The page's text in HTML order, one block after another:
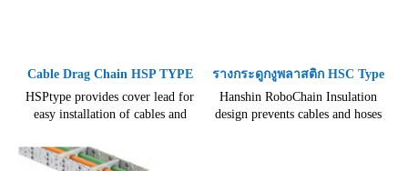
Cable Drag Chain HSP TYPE
HSPtype provides cover lead for
easy installation of cables and
prompt movement.,Divider is
adjustable.,Applicable for factory
รางกระดูกงูพลาสติก HSC Type
Hanshin RoboChain Insulation
design prevents cables and hoses